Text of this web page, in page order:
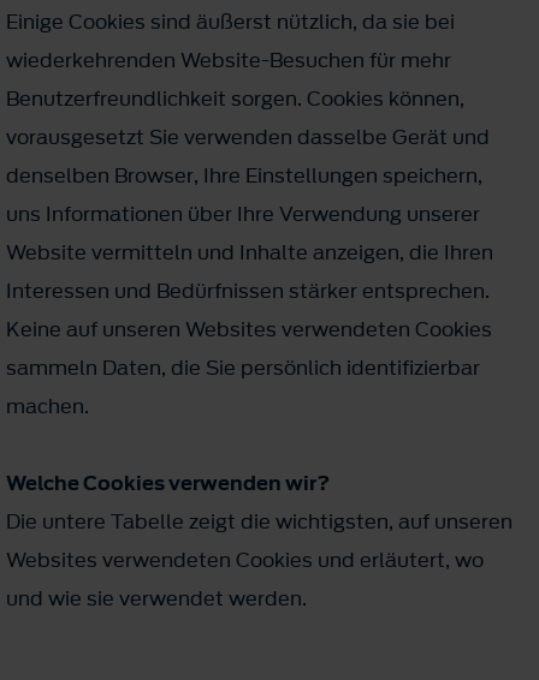
Einige Cookies sind äußerst nützlich, da sie bei
wiederkehrenden Website-Besuchen für mehr
Benutzerfreundlichkeit sorgen. Cookies können,
vorausgesetzt Sie verwenden dasselbe Gerät und
denselben Browser, Ihre Einstellungen speichern,
uns Informationen über Ihre Verwendung unserer
Website vermitteln und Inhalte anzeigen, die Ihren
Interessen und Bedürfnissen stärker entsprechen.
Keine auf unseren Websites verwendeten Cookies
sammeln Daten, die Sie persönlich identifizierbar
machen.
Welche Cookies verwenden wir?
Die untere Tabelle zeigt die wichtigsten, auf unseren
Websites verwendeten Cookies und erläutert, wo
und wie sie verwendet werden.